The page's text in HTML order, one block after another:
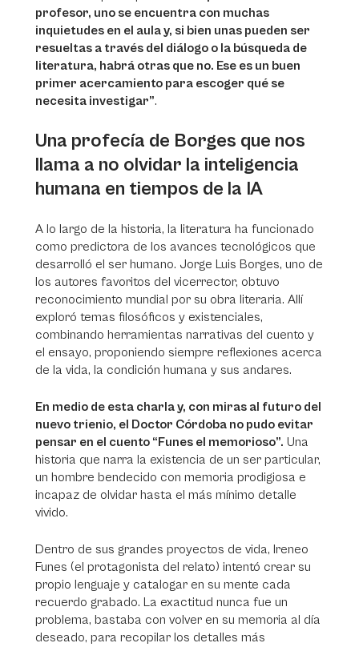
profesor, uno se encuentra con muchas
inquietudes en el aula y, si bien unas pueden ser
resueltas a través del diálogo o la búsqueda de
literatura, habrá otras que no. Ese es un buen
primer acercamiento para escoger qué se
necesita investigar”.
Una profecía de Borges que nos
llama a no olvidar la inteligencia
humana en tiempos de la IA
A lo largo de la historia, la literatura ha funcionado
como predictora de los avances tecnológicos que
desarrolló el ser humano. Jorge Luis Borges, uno de
los autores favoritos del vicerrector, obtuvo
reconocimiento mundial por su obra literaria. Allí
exploró temas filosóficos y existenciales,
combinando herramientas narrativas del cuento y
el ensayo, proponiendo siempre reflexiones acerca
de la vida, la condición humana y sus andares.
En medio de esta charla y, con miras al futuro del
nuevo trienio, el Doctor Córdoba no pudo evitar
pensar en el cuento “Funes el memorioso”. Una
historia que narra la existencia de un ser particular,
un hombre bendecido con memoria prodigiosa e
incapaz de olvidar hasta el más mínimo detalle
vivido.
Dentro de sus grandes proyectos de vida, Ireneo
Funes (el protagonista del relato) intentó crear su
propio lenguaje y catalogar en su mente cada
recuerdo grabado. La exactitud nunca fue un
problema, bastaba con volver en su memoria al día
deseado, para recopilar los detalles más